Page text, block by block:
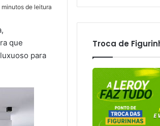
minutos de leitura
que
para
Troca de